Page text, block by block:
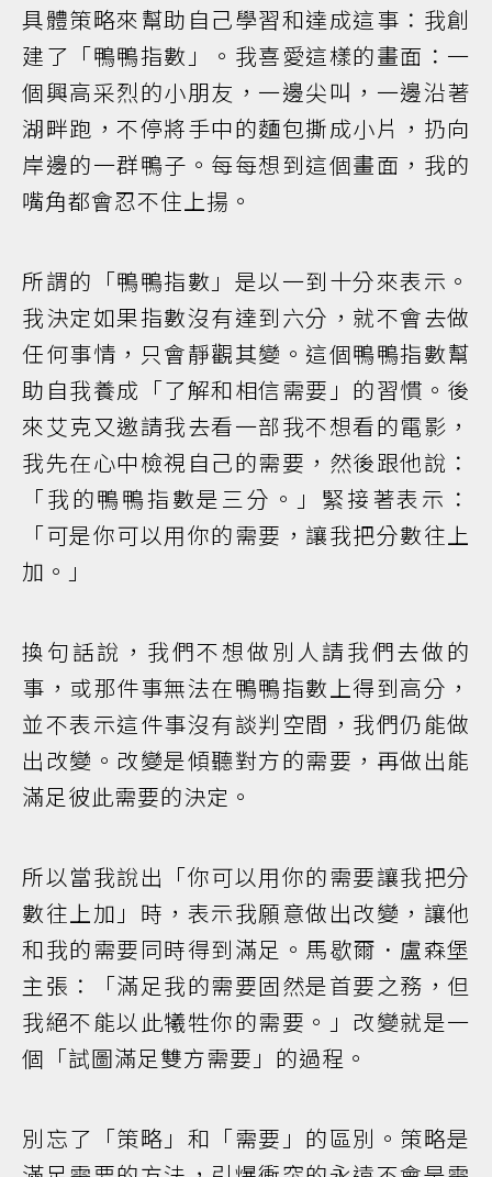
具體策略來幫助自己學習和達成這事：我創
建了「鴨鴨指數」。我喜愛這樣的畫面：一
個興高采烈的小朋友，一邊尖叫，一邊沿著
湖畔跑，不停將手中的麵包撕成小片，扔向
岸邊的一群鴨子。每每想到這個畫面，我的
嘴角都會忍不住上揚。
所謂的「鴨鴨指數」是以一到十分來表示。
我決定如果指數沒有達到六分，就不會去做
任何事情，只會靜觀其變。這個鴨鴨指數幫
助自我養成「了解和相信需要」的習慣。後
來艾克又邀請我去看一部我不想看的電影，
我先在心中檢視自己的需要，然後跟他說：
「我的鴨鴨指數是三分。」緊接著表示：
「可是你可以用你的需要，讓我把分數往上
加。」
換句話說，我們不想做別人請我們去做的
事，或那件事無法在鴨鴨指數上得到高分，
並不表示這件事沒有談判空間，我們仍能做
出改變。改變是傾聽對方的需要，再做出能
滿足彼此需要的決定。
所以當我說出「你可以用你的需要讓我把分
數往上加」時，表示我願意做出改變，讓他
和我的需要同時得到滿足。馬歇爾．盧森堡
主張：「滿足我的需要固然是首要之務，但
我絕不能以此犧牲你的需要。」改變就是一
個「試圖滿足雙方需要」的過程。
別忘了「策略」和「需要」的區別。策略是